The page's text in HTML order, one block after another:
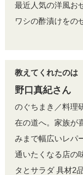
最近人気の洋風お
ワシの酢漬けをの
教えてくれたのは
野口真紀さん
のぐちまき／料理
在の道へ。家族が
みまで幅広いレパ
通いたくなる店の
タとサラダ 具材2